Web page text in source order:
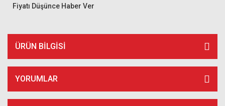
Fiyatı Düşünce Haber Ver
ÜRÜN BILGISI
YORUMLAR